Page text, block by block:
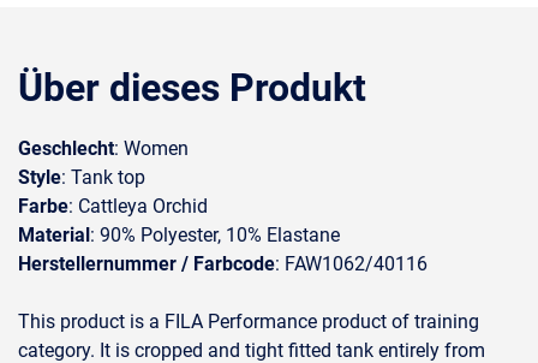
Über dieses Produkt
Geschlecht: Women
Style: Tank top
Farbe: Cattleya Orchid
Material: 90% Polyester, 10% Elastane
Herstellernummer / Farbcode: FAW1062/40116
This product is a FILA Performance product of training
category. It is cropped and tight fitted tank entirely from